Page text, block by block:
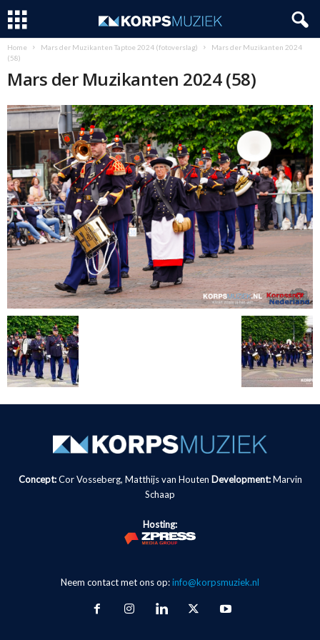
Home Mars der Muzikanten Taptoe 2024 (fotoverslag)
Mars der Muzikanten 2024
(58)
Mars der Muzikanten 2024 (58)
Concept:Cor Vosseberg, Matthijs van Houten Development: Marvin
Schaap
Hosting:
Neem contact met ons op:info@korpsmuziek.nl